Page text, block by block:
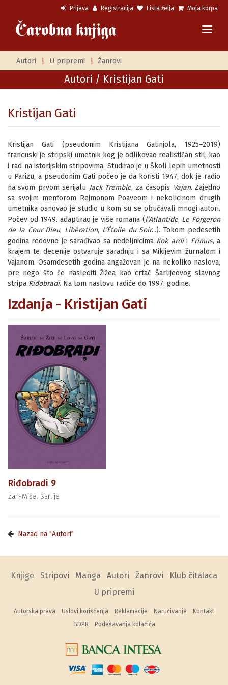
Prijava Registracija Lista želja Moja korpa
Autori U pripremi Žanrovi
Autori / Kristijan Gati
Kristijan Gati
Kristijan Gati (pseudonim Kristijana Gatinjola, 1925–2019)
francuski je stripski umetnik kog je odlikovao realističan stil, kao
i rad na istorijskim stripovima. Studirao je u Školi lepih umetnosti
u Parizu, a pseudonim Gati počeo je da koristi 1947, dok je radio
na svom prvom serijalu Jack Tremble, za časopis Vajan. Zajedno
sa svojim mentorom Rejmonom Poaveom i nekolicinom drugih
umetnika osnovao je studio u kom su se obučavali mnogi autori.
Počev od 1949. adaptirao je više romana (l’Atlantide, Le Forgeron
de la Cour Dieu, Libération, L’Étoile du Soir...). Tokom pedesetih
godina redovno je sarađivao sa nedeljnicima Kok ardii Frimus, a
krajem te decenije ostvaruje saradnju i sa Mikijevim žurnalom i
Vajanom. Osamdesetih godina angažovan je na nekoliko naslova,
pre nego što će naslediti Žižea kao crtač Šarlijeovog slavnog
stripa Riđobradi. Na tom naslovu radiće do 1997. godine.
Izdanja - Kristijan Gati
Riđobradi 9
Žan-Mišel Šarlije
Nazad na "Autori"
Knjige Stripovi Manga Autori Žanrovi
Klub čitalaca
U pripremi
Autorska prava Uslovi korišćenja Reklamacije Naručivanje
Kontakt
GDPR
Podešavanja kolačića